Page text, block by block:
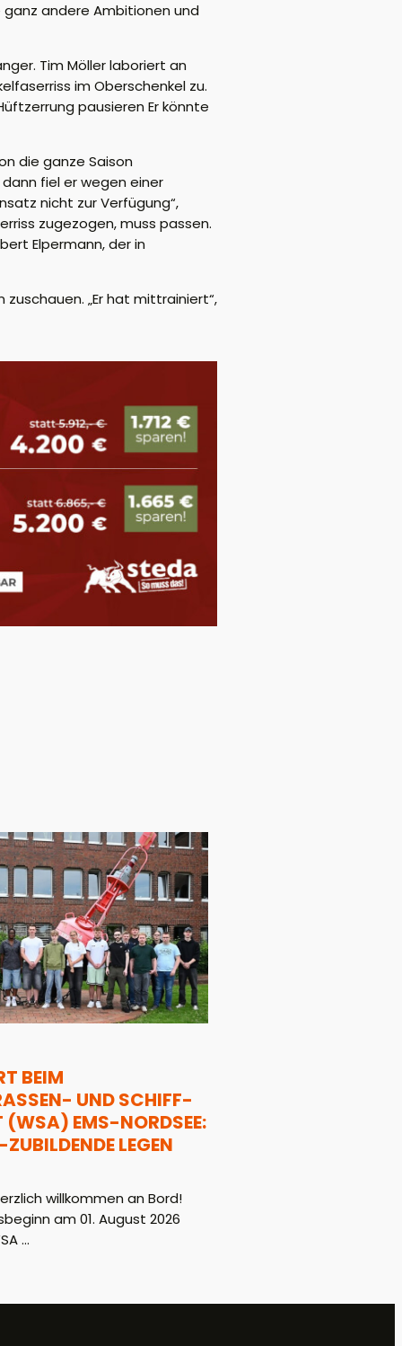
ganz andere Ambitionen und
Tim Möller laboriert an
im Oberschenkel zu.
pausieren Er könnte
die ganze Saison
fiel er wegen einer
nicht zur Verfügung“,
zugezogen, muss passen.
Elpermann, der in
„Er hat mittrainiert“,
BEIM
UND SCHIFF-F
EMS-NORDSEE: 1
LEGEN L
willkommen an Bord!
am 01. August 2026
...